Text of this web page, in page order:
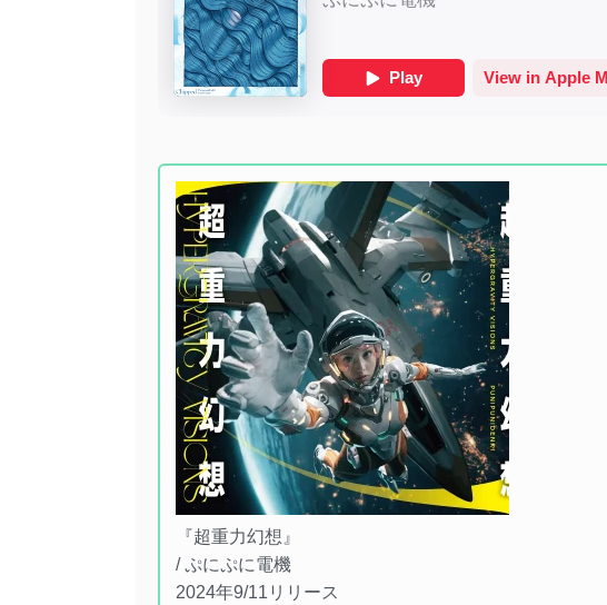
『超重力幻想』
/ ぷにぷに電機
2024年9/11リリース